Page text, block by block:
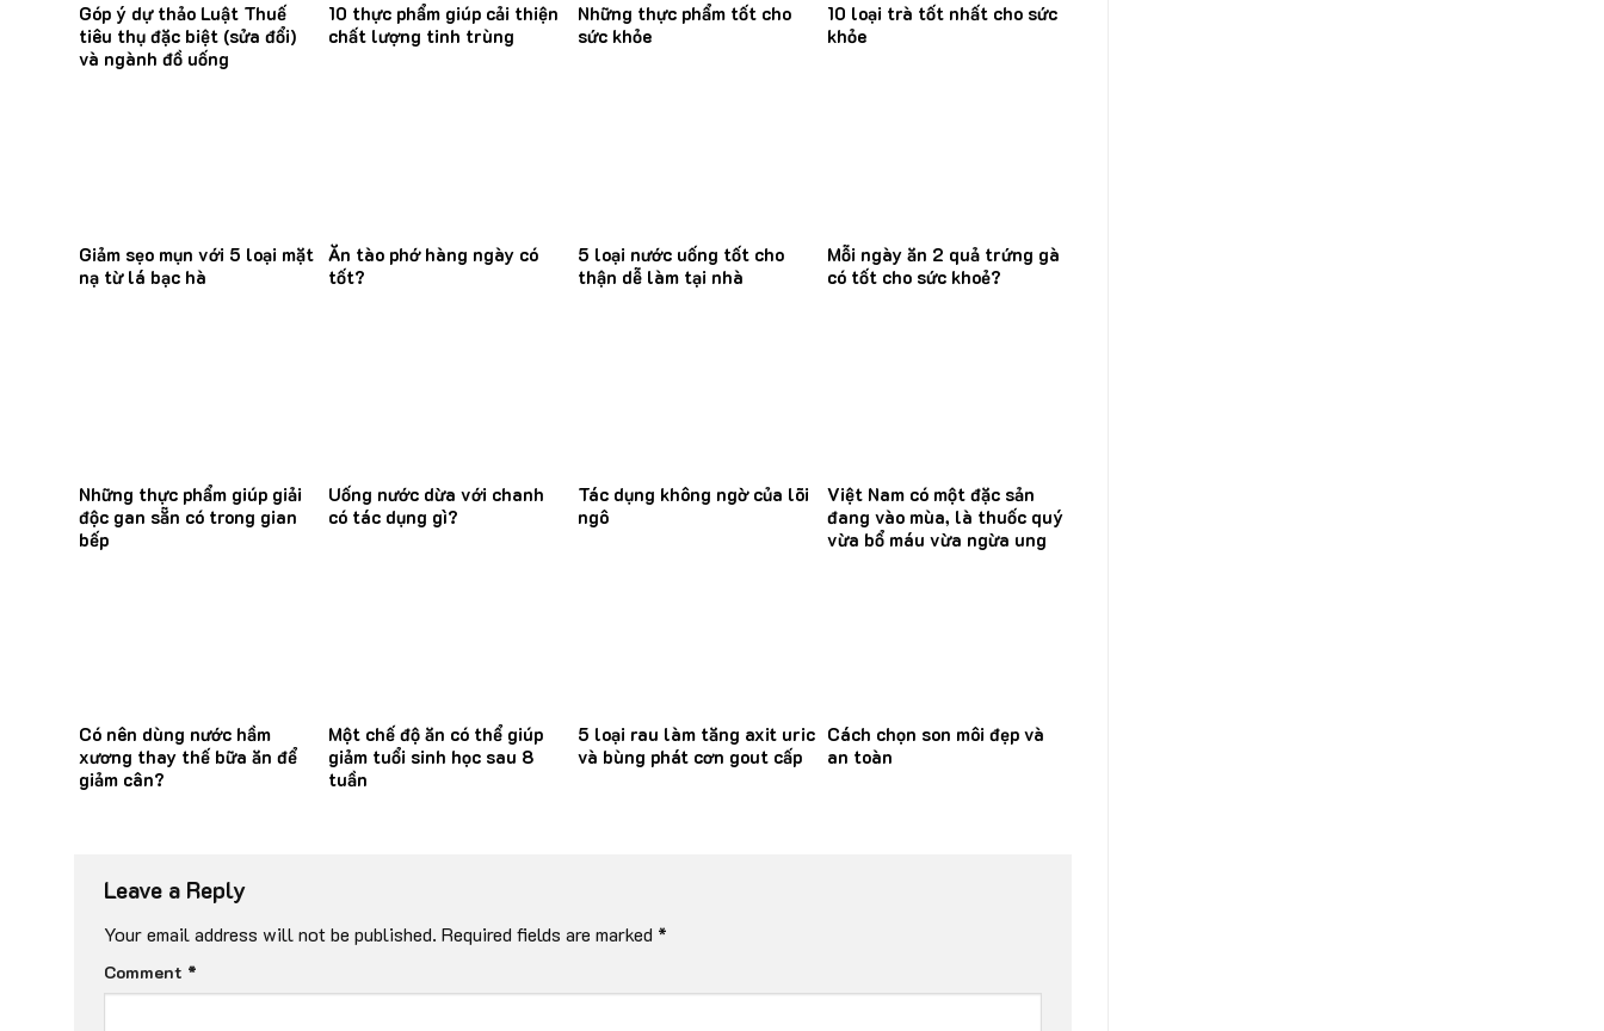
Góp ý dự thảo Luật Thuế
tiêu thụ đặc biệt (sửa đổi)
và ngành đồ uống
10 thực phẩm giúp cải thiện
chất lượng tinh trùng
Những thực phẩm tốt cho
sức khỏe
10 loại trà tốt nhất cho sức
khỏe
Giảm sẹo mụn với 5 loại mặt
nạ từ lá bạc hà
Ăn tào phớ hàng ngày có
tốt?
5 loại nước uống tốt cho
thận dễ làm tại nhà
Mỗi ngày ăn 2 quả trứng gà
có tốt cho sức khoẻ?
Những thực phẩm giúp giải
độc gan sẵn có trong gian
bếp
Uống nước dừa với chanh
có tác dụng gì?
Tác dụng không ngờ của lõi
ngô
Việt Nam có một đặc sản
đang vào mùa, là thuốc quý
vừa bổ máu vừa ngừa ung
Có nên dùng nước hầm
xương thay thế bữa ăn để
giảm cân?
Một chế độ ăn có thể giúp
giảm tuổi sinh học sau 8
tuần
5 loại rau làm tăng axit uric
và bùng phát cơn gout cấp
Cách chọn son môi đẹp và
an toàn
Leave a Reply
Your email address will not be published. Required fields are marked *
Comment *